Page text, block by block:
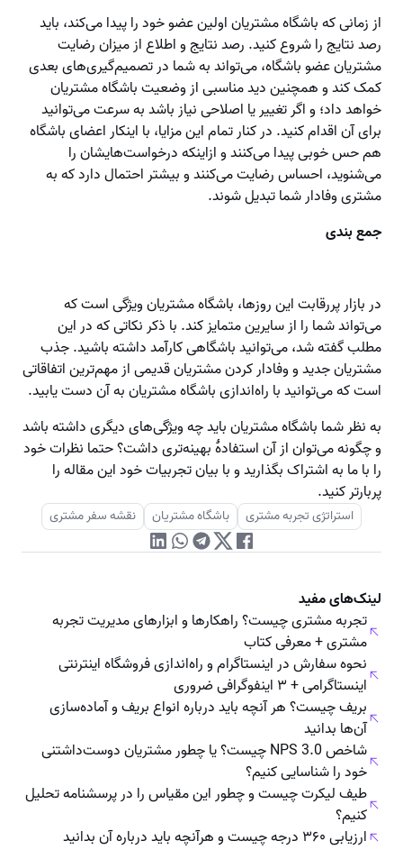
از زمانی که باشگاه مشتریان اولین عضو خود را پیدا می‌کند، باید
رصد نتایج را شروع کنید. رصد نتایج و اطلاع از میزان رضایت
مشتریان عضو باشگاه، می‌تواند به شما در تصمیم‌گیری‌های بعدی
کمک کند و همچنین دید مناسبی از وضعیت باشگاه مشتریان
خواهد داد؛ و اگر تغییر یا اصلاحی نیاز باشد به سرعت می‌توانید
برای آن اقدام کنید. در کنار تمام این مزایا، با اینکار اعضای باشگاه
هم حس خوبی پیدا می‌کنند و ازاینکه درخواست‌هایشان را
می‌شنوید، احساس رضایت می‌کنند و بیشتر احتمال دارد که به
مشتری وفادار شما تبدیل شوند.
جمع بندی
در بازار پررقابت این روزها، باشگاه مشتریان ویژگی است که
می‌تواند شما را از سایرین متمایز کند. با ذکر نکاتی که در این
مطلب گفته شد، می‌توانید باشگاهی کارآمد داشته باشید. جذب
مشتریان جدید و وفادار کردن مشتریان قدیمی از مهم‌ترین اتفاقاتی
است که می‌توانید با راه‌اندازی باشگاه مشتریان به آن دست یابید.
به نظر شما باشگاه مشتریان باید چه ویژگی‌های دیگری داشته باشد
و چگونه می‌توان از آن استفادۀ بهینه‌تری داشت؟ حتما نظرات خود
را با ما به اشتراک بگذارید و با بیان تجربیات خود این مقاله را
پربارتر کنید.
استراتژی تجربه مشتری باشگاه مشتریان نقشه سفر مشتری
لینک‌های مفید
تجربه مشتری چیست؟ راهکارها و ابزارهای مدیریت تجربه
مشتری + معرفی کتاب
نحوه سفارش در اینستاگرام و راه‌اندازی فروشگاه اینترنتی
اینستاگرامی + ۳ اینفوگرافی ضروری
بریف چیست؟ هر آنچه باید درباره انواع بریف و آماده‌سازی
آن‌ها بدانید
شاخص NPS 3.0 چیست؟ یا چطور مشتریان دوست‌داشتنی
خود را شناسایی کنیم؟
طیف لیکرت چیست و چطور این مقیاس را در پرسشنامه تحلیل
کنیم؟
ارزیابی ۳۶۰ درجه چیست و هرآنچه باید درباره‌ آن بدانید